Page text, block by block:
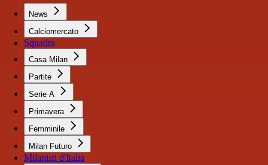
News
Calciomercato
Squadra
Casa Milan
Partite
Serie A
Primavera
Femminile
Milan Futuro
Milanisti d'Italia